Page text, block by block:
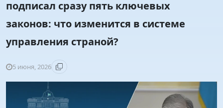
подписал сразу пять ключевых
законов: что изменится в системе
управления страной?
5 июня, 2026